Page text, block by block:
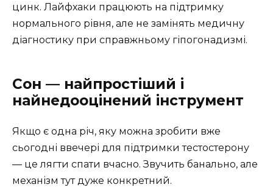
цинк. Лайфхаки працюють на підтримку
нормального рівня, але не замінять медичну
діагностику при справжньому гіпогонадизмі.
Сон — найпростіший і
найнедооцінений інструмент
Якщо є одна річ, яку можна зробити вже
сьогодні ввечері для підтримки тестостерону
— це лягти спати вчасно. Звучить банально, але
механізм тут дуже конкретний.